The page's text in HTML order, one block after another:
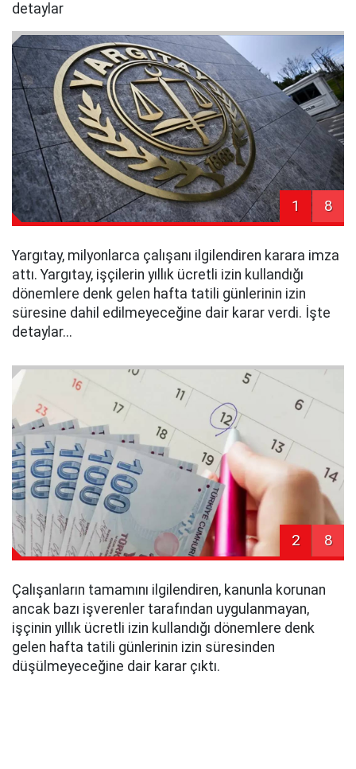
detaylar
1 8
Yargıtay, milyonlarca çalışanı ilgilendiren karara imza
attı. Yargıtay, işçilerin yıllık ücretli izin kullandığı
dönemlere denk gelen hafta tatili günlerinin izin
süresine dahil edilmeyeceğine dair karar verdi. İşte
detaylar...
2 8
Çalışanların tamamını ilgilendiren, kanunla korunan
ancak bazı işverenler tarafından uygulanmayan,
işçinin yıllık ücretli izin kullandığı dönemlere denk
gelen hafta tatili günlerinin izin süresinden
düşülmeyeceğine dair karar çıktı.